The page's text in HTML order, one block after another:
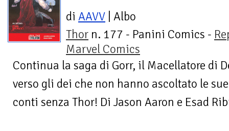
di AAVV | Albo
Thor n. 177 - Panini Comics -
Marvel Comics
Continua la saga di Gorr, il Macellatore di
verso gli dei che non hanno ascoltato le
conti senza Thor! Di Jason Aaron e Esad